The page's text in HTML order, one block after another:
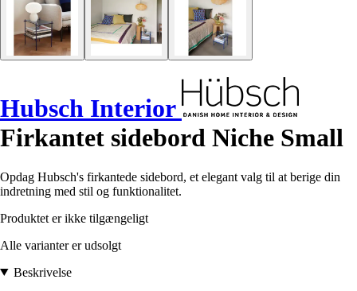
Hubsch Interior
Firkantet sidebord Niche Small
Opdag Hubsch's firkantede sidebord, et elegant valg til at berige din
indretning med stil og funktionalitet.
Produktet er ikke tilgængeligt
Alle varianter er udsolgt
Beskrivelse